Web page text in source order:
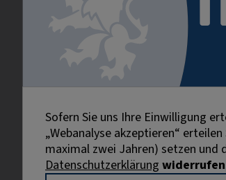
Sofern Sie uns Ihre Einwilligung
„Webanalyse akzeptieren“
maximal zwei Jahren) setzen und
Datenschutzerklärung widerrufen